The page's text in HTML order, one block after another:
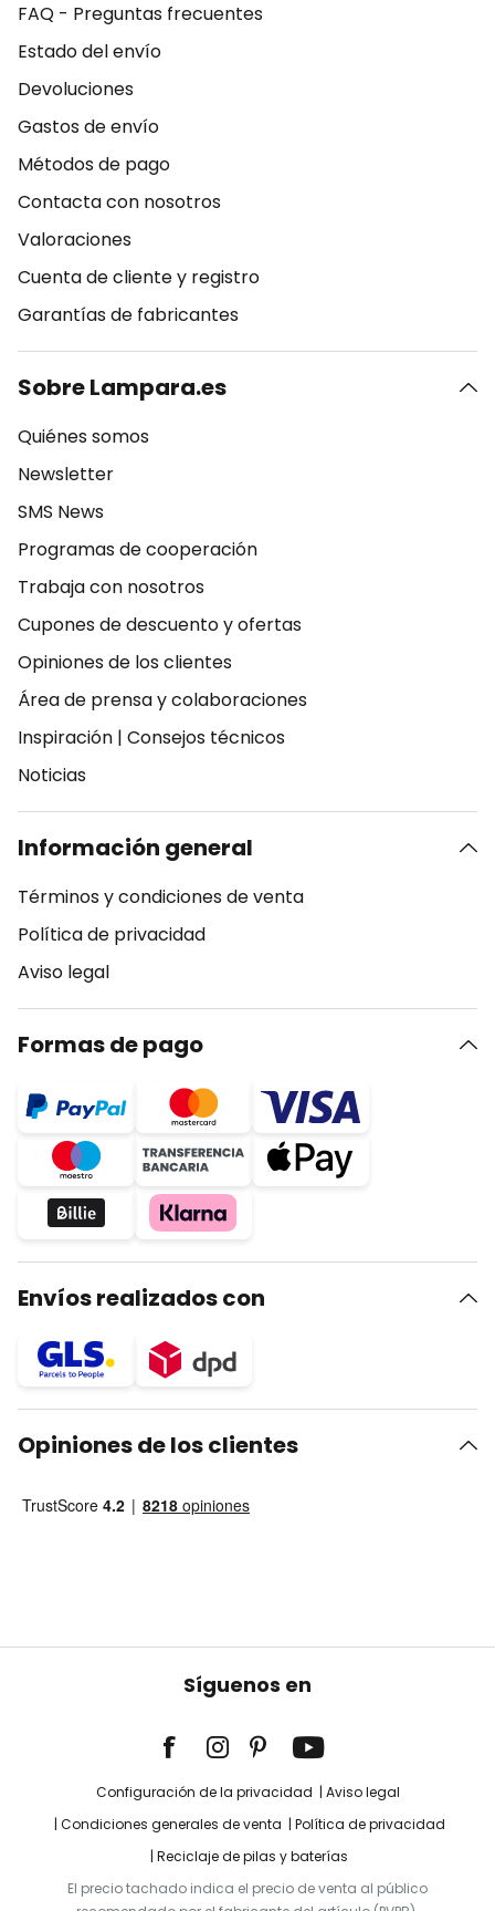
FAQ - Preguntas frecuentes
Estado del envío
Devoluciones
Gastos de envío
Métodos de pago
Contacta con nosotros
Valoraciones
Cuenta de cliente y registro
Garantías de fabricantes
Sobre Lampara.es
Quiénes somos
Newsletter
SMS News
Programas de cooperación
Trabaja con nosotros
Cupones de descuento y ofertas
Opiniones de los clientes
Área de prensa y colaboraciones
Inspiración | Consejos técnicos
Noticias
Información general
Términos y condiciones de venta
Política de privacidad
Aviso legal
Formas de pago
Envíos realizados con
Opiniones de los clientes
Síguenos en
Configuración de la privacidad
Aviso legal
Condiciones generales de venta
Política de privacidad
Reciclaje de pilas y baterías
El precio tachado indica el precio de venta al público